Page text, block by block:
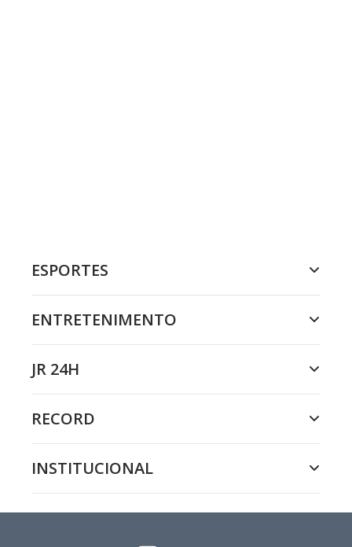
ESPORTES
ENTRETENIMENTO
JR 24H
RECORD
INSTITUCIONAL